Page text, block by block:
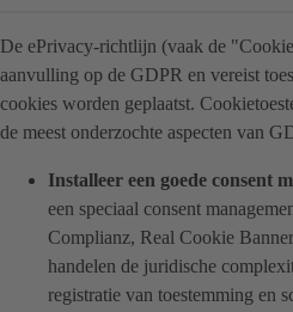
De ePrivacy-richtlijn (vaak de
aanvulling op de GDPR en vereist
cookies worden geplaatst.
de meest onderzochte aspecten van
Installeer een goede consent
een speciaal consent
Complianz, Real Cookie
handelen de juridische
registratie van toestemming en